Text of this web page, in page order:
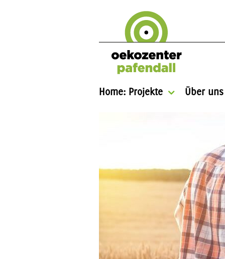
Home: Projekte Über uns